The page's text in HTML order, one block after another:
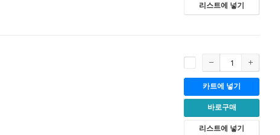
리스트에 넣기
카트에 넣기
바로구매
리스트에 넣기